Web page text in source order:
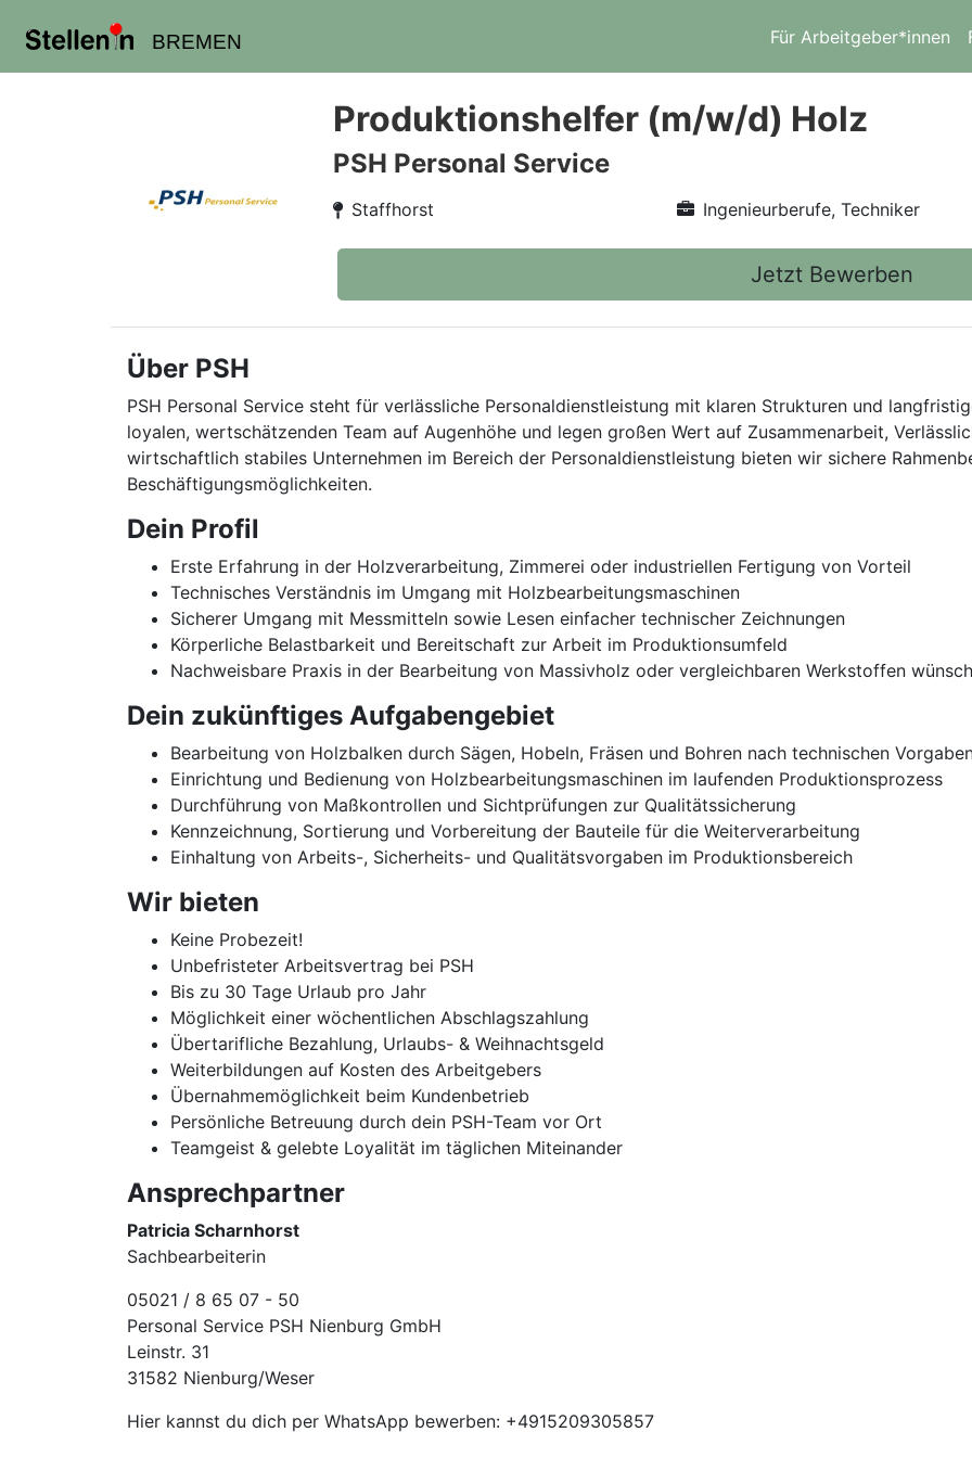
BREMEN Für Arbeitgeber*innen
Produktionshelfer (m/w/d) Holz
PSH Personal Service
Staffhorst Ingenieurberufe, Techniker
Jetzt Bewerben
Über PSH
PSH Personal Service steht für verlässliche Personaldienstleistung mit klaren Strukturen und
loyalen, wertschätzenden Team auf Augenhöhe und legen großen Wert auf Zusammenarbeit,
wirtschaftlich stabiles Unternehmen im Bereich der Personaldienstleistung bieten wir sichere
Beschäftigungsmöglichkeiten.
Dein Profil
Erste Erfahrung in der Holzverarbeitung, Zimmerei oder industriellen Fertigung von Vorteil
Technisches Verständnis im Umgang mit Holzbearbeitungsmaschinen
Sicherer Umgang mit Messmitteln sowie Lesen einfacher technischer Zeichnungen
Körperliche Belastbarkeit und Bereitschaft zur Arbeit im Produktionsumfeld
Nachweisbare Praxis in der Bearbeitung von Massivholz oder vergleichbaren Werkstoffen
Dein zukünftiges Aufgabengebiet
Bearbeitung von Holzbalken durch Sägen, Hobeln, Fräsen und Bohren nach technischen
Einrichtung und Bedienung von Holzbearbeitungsmaschinen im laufenden Produktionsprozess
Durchführung von Maßkontrollen und Sichtprüfungen zur Qualitätssicherung
Kennzeichnung, Sortierung und Vorbereitung der Bauteile für die Weiterverarbeitung
Einhaltung von Arbeits-, Sicherheits- und Qualitätsvorgaben im Produktionsbereich
Wir bieten
Keine Probezeit!
Unbefristeter Arbeitsvertrag bei PSH
Bis zu 30 Tage Urlaub pro Jahr
Möglichkeit einer wöchentlichen Abschlagszahlung
Übertarifliche Bezahlung, Urlaubs- & Weihnachtsgeld
Weiterbildungen auf Kosten des Arbeitgebers
Übernahmemöglichkeit beim Kundenbetrieb
Persönliche Betreuung durch dein PSH-Team vor Ort
Teamgeist & gelebte Loyalität im täglichen Miteinander
Ansprechpartner
Patricia Scharnhorst
Sachbearbeiterin
05021 / 8 65 07 - 50
Personal Service PSH Nienburg GmbH
Leinstr. 31
31582 Nienburg/Weser
Hier kannst du dich per WhatsApp bewerben: +4915209305857